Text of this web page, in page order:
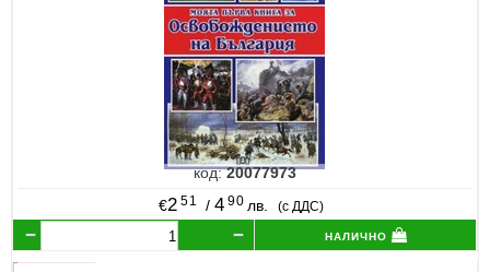
код:20077973
€2 51 / 4 90 лв. (с ДДС)
налично